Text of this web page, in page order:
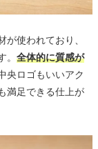
が使われており、
全体的に質感が
央ロゴもいいアク
満足できる仕上が